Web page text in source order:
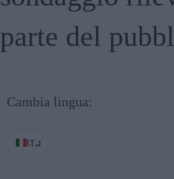
parte del
Cambia lingua:
IT